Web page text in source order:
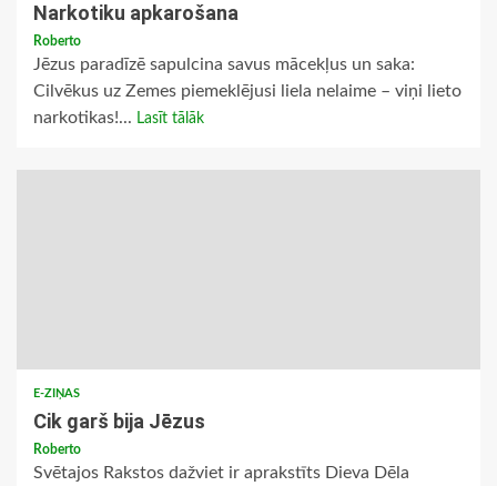
Narkotiku apkarošana
Roberto
Jēzus paradīzē sapulcina savus mācekļus un saka:
Cilvēkus uz Zemes piemeklējusi liela nelaime – viņi lieto
narkotikas!... Lasīt tālāk
E-ZIŅAS
Cik garš bija Jēzus
Roberto
Svētajos Rakstos dažviet ir aprakstīts Dieva Dēla